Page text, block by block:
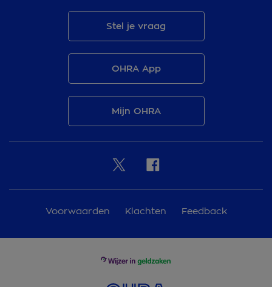
Stel je vraag
OHRA App
Mijn OHRA
Voorwaarden Klachten Feedback